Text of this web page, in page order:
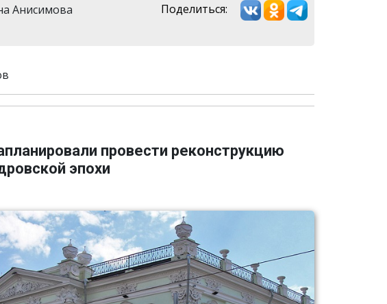
Анисимова Поделиться:
провести реконструкцию
эпохи